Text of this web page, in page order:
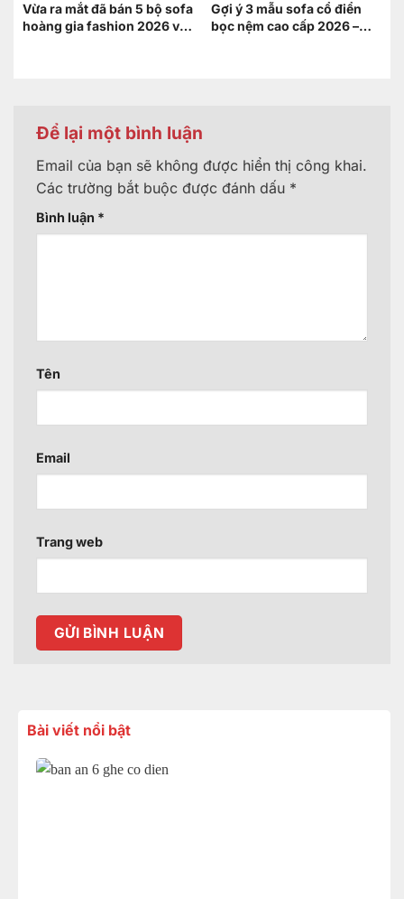
Vừa ra mắt đã bán 5 bộ sofa
hoàng gia fashion 2026 và
Gợi ý 3 mẫu sofa cổ điển
bọc nệm cao cấp 2026 –
Để lại một bình luận
Email của bạn sẽ không được hiển thị công khai.
Các trường bắt buộc được đánh dấu *
Bình luận *
Tên
Email
Trang web
Bài viết nổi bật